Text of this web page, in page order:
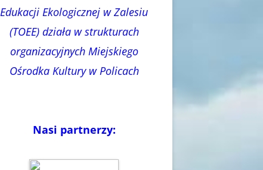
Edukacji Ekologicznej w Zalesiu
(TOEE) działa w strukturach
organizacyjnych Miejskiego
Ośrodka Kultury w Policach
Nasi partnerzy: